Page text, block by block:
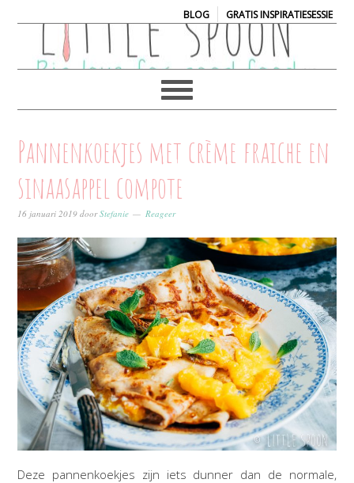
BLOG| GRATIS INSPIRATIESESSIE
Pannenkoekjes met crème fraiche en
sinaasappel compote
16 januari 2019 doorStefanie Reageer
Deze pannenkoekjes zijn iets dunner dan de normale,